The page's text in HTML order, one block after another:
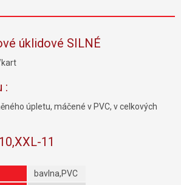
úklidové SILNÉ
:
úpletu, máčené v PVC, v celkových
11
bavlna,PVC